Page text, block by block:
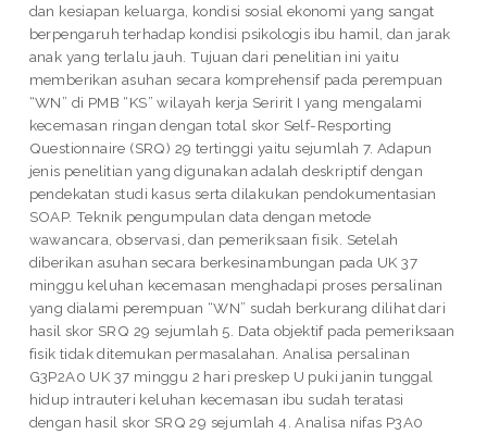
dan kesiapan keluarga, kondisi sosial ekonomi yang sangat
berpengaruh terhadap kondisi psikologis ibu hamil, dan jarak
anak yang terlalu jauh. Tujuan dari penelitian ini yaitu
memberikan asuhan secara komprehensif pada perempuan
“WN” di PMB “KS” wilayah kerja Seririt I yang mengalami
kecemasan ringan dengan total skor Self-Resporting
Questionnaire (SRQ) 29 tertinggi yaitu sejumlah 7. Adapun
jenis penelitian yang digunakan adalah deskriptif dengan
pendekatan studi kasus serta dilakukan pendokumentasian
SOAP. Teknik pengumpulan data dengan metode
wawancara, observasi, dan pemeriksaan fisik. Setelah
diberikan asuhan secara berkesinambungan pada UK 37
minggu keluhan kecemasan menghadapi proses persalinan
yang dialami perempuan “WN” sudah berkurang dilihat dari
hasil skor SRQ 29 sejumlah 5. Data objektif pada pemeriksaan
fisik tidak ditemukan permasalahan. Analisa persalinan
G3P2A0 UK 37 minggu 2 hari preskep U puki janin tunggal
hidup intrauteri keluhan kecemasan ibu sudah teratasi
dengan hasil skor SRQ 29 sejumlah 4. Analisa nifas P3A0